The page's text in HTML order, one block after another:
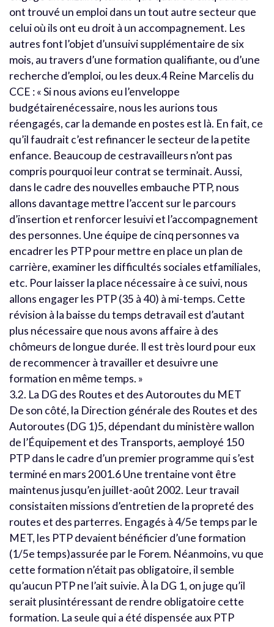
ont trouvé un emploi dans un tout autre secteur que
celui où ils ont eu droit à un accompagnement. Les
autres font l’objet d’unsuivi supplémentaire de six
mois, au travers d’une formation qualifiante, ou d’une
recherche d’emploi, ou les deux.4 Reine Marcelis du
CCE : « Si nous avions eu l’enveloppe
budgétairenécessaire, nous les aurions tous
réengagés, car la demande en postes est là. En fait, ce
qu’il faudrait c’est refinancer le secteur de la petite
enfance. Beaucoup de cestravailleurs n’ont pas
compris pourquoi leur contrat se terminait. Aussi,
dans le cadre des nouvelles embauche PTP, nous
allons davantage mettre l’accent sur le parcours
d’insertion et renforcer lesuivi et l’accompagnement
des personnes. Une équipe de cinq personnes va
encadrer les PTP pour mettre en place un plan de
carrière, examiner les difficultés sociales etfamiliales,
etc. Pour laisser la place nécessaire à ce suivi, nous
allons engager les PTP (35 à 40) à mi-temps. Cette
révision à la baisse du temps detravail est d’autant
plus nécessaire que nous avons affaire à des
chômeurs de longue durée. Il est très lourd pour eux
de recommencer à travailler et desuivre une
formation en même temps. »
3.2. La DG des Routes et des Autoroutes du MET
De son côté, la Direction générale des Routes et des
Autoroutes (DG 1)5, dépendant du ministère wallon
de l’Équipement et des Transports, aemployé 150
PTP dans le cadre d’un premier programme qui s’est
terminé en mars 2001.6 Une trentaine vont être
maintenus jusqu’en juillet-août 2002. Leur travail
consistaiten missions d’entretien de la propreté des
routes et des parterres. Engagés à 4/5e temps par le
MET, les PTP devaient bénéficier d’une formation
(1/5e temps)assurée par le Forem. Néanmoins, vu que
cette formation n’était pas obligatoire, il semble
qu’aucun PTP ne l’ait suivie. À la DG 1, on juge qu’il
serait plusintéressant de rendre obligatoire cette
formation. La seule qui a été dispensée aux PTP